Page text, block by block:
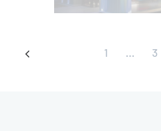
1 3